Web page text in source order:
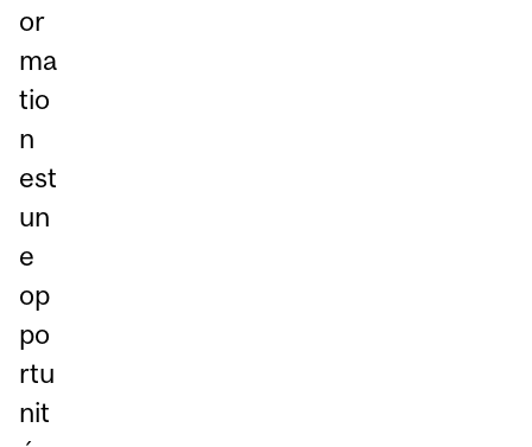
or
ma
tio
n
est
un
e
op
po
rtu
nit